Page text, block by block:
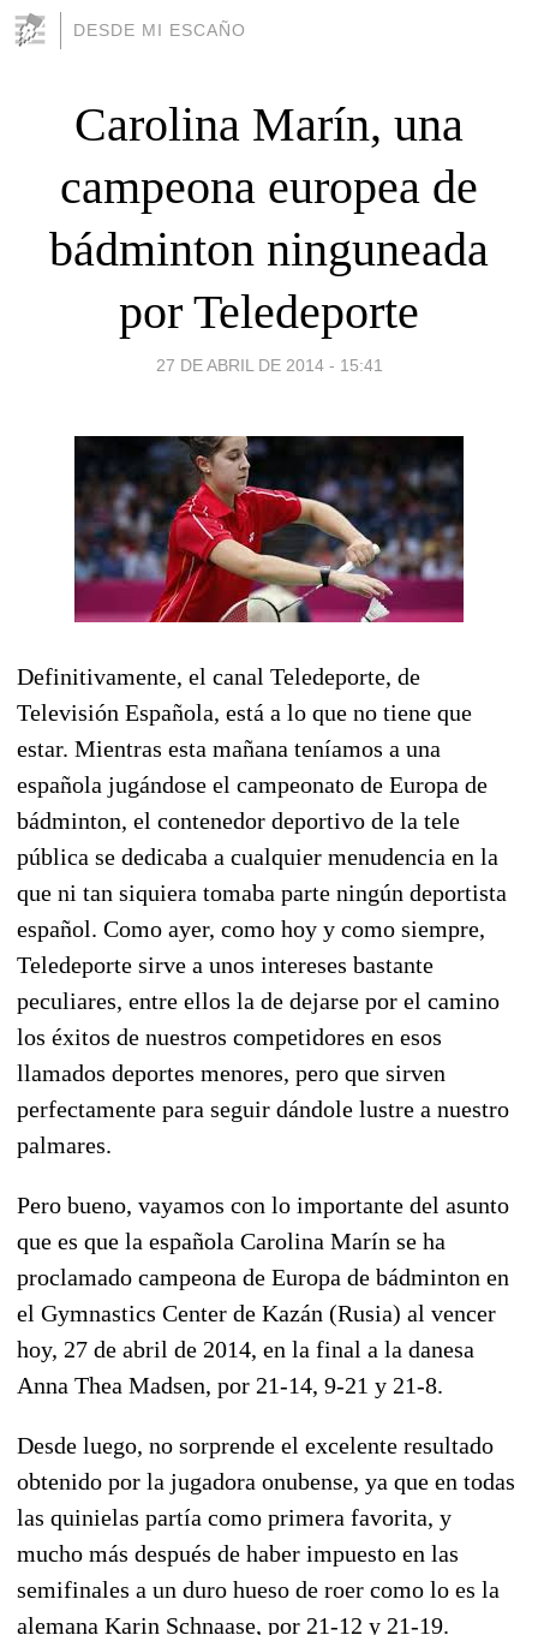
DESDE MI ESCAÑO
Carolina Marín, una
campeona europea de
bádminton ninguneada
por Teledeporte
27 DE ABRIL DE 2014 - 15:41
Definitivamente, el canal Teledeporte, de
Televisión Española, está a lo que no tiene que
estar. Mientras esta mañana teníamos a una
española jugándose el campeonato de Europa de
bádminton, el contenedor deportivo de la tele
pública se dedicaba a cualquier menudencia en la
que ni tan siquiera tomaba parte ningún deportista
español. Como ayer, como hoy y como siempre,
Teledeporte sirve a unos intereses bastante
peculiares, entre ellos la de dejarse por el camino
los éxitos de nuestros competidores en esos
llamados deportes menores, pero que sirven
perfectamente para seguir dándole lustre a nuestro
palmares.
Pero bueno, vayamos con lo importante del asunto
que es que la española Carolina Marín se ha
proclamado campeona de Europa de bádminton en
el Gymnastics Center de Kazán (Rusia) al vencer
hoy, 27 de abril de 2014, en la final a la danesa
Anna Thea Madsen, por 21-14, 9-21 y 21-8.
Desde luego, no sorprende el excelente resultado
obtenido por la jugadora onubense, ya que en todas
las quinielas partía como primera favorita, y
mucho más después de haber impuesto en las
semifinales a un duro hueso de roer como lo es la
alemana Karin Schnaase, por 21-12 y 21-19.